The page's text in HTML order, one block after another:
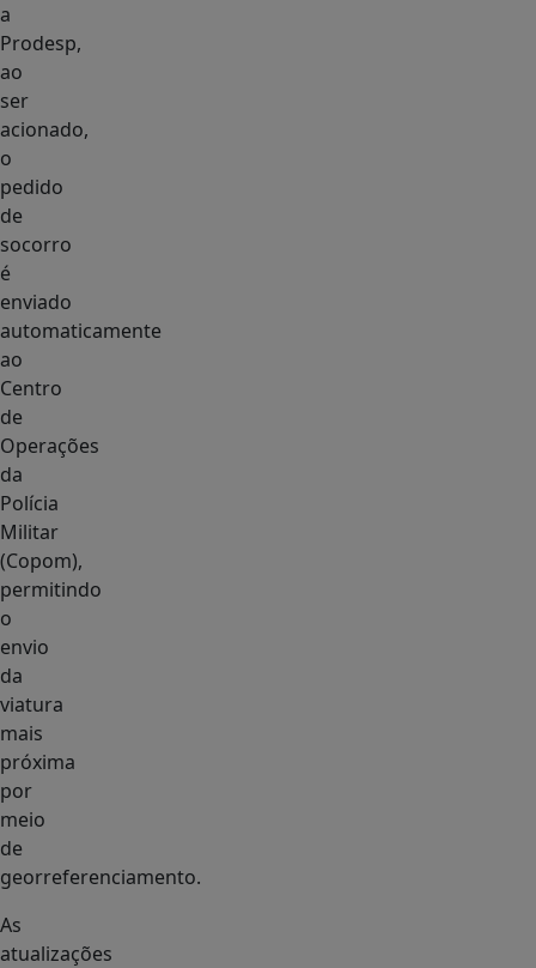
a
Prodesp,
ao
ser
acionado,
o
pedido
de
socorro
é
enviado
automaticamente
ao
Centro
de
Operações
da
Polícia
Militar
(Copom),
permitindo
o
envio
da
viatura
mais
próxima
por
meio
de
georreferenciamento.
As
atualizações